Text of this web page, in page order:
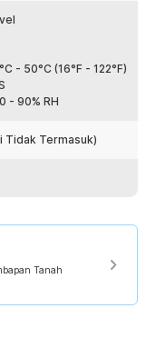
190 mm, sehingga
pot besar dengan
alat ini sangat
pecinta tanaman
Tanah Soil
- 50°C (16°F - 122°F)
- 90% RH
Tidak Termasuk)
Tanah